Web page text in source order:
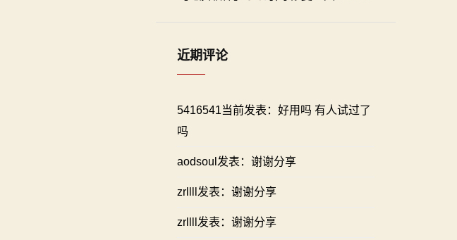
近期评论
5416541当前发表：好用吗 有人试过了
吗
aodsoul发表：谢谢分享
zrllll发表：谢谢分享
zrllll发表：谢谢分享